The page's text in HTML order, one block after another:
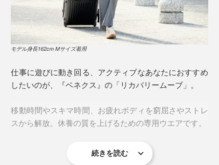
モデル身長162cm Mサイズ着用
仕事に遊びに動き回る、アクティブなあなたにおすすめ
したいのが、『ベネクス』の「リカバリームーブ」。
移動時間やスキマ時間、お疲れボディを窮屈さやストレ
スから解放。休養の質を上げるための専用ウエアです。
続きを読む